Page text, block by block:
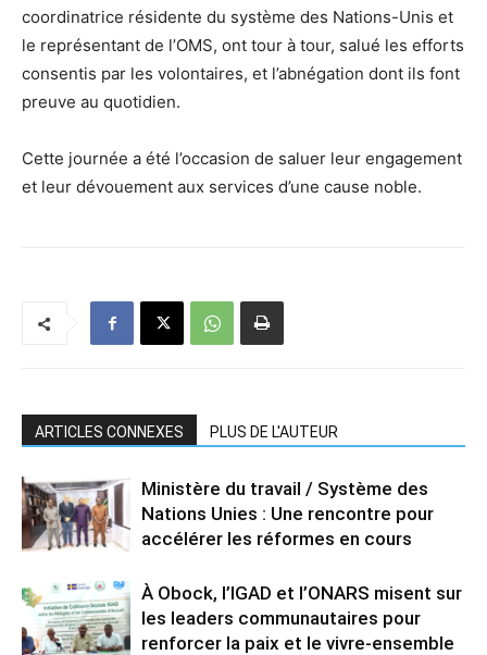
coordinatrice résidente du système des Nations-Unis et
le représentant de l’OMS, ont tour à tour, salué les efforts
consentis par les volontaires, et l’abnégation dont ils font
preuve au quotidien.
Cette journée a été l’occasion de saluer leur engagement
et leur dévouement aux services d’une cause noble.
ARTICLES CONNEXES PLUS DE L'AUTEUR
Ministère du travail / Système des
Nations Unies : Une rencontre pour
accélérer les réformes en cours
À Obock, l’IGAD et l’ONARS misent sur
les leaders communautaires pour
renforcer la paix et le vivre-ensemble